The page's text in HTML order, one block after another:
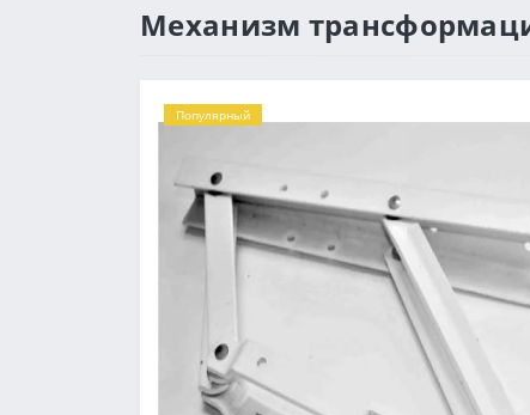
Механизм
Популярный